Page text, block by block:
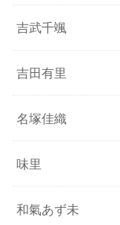
吉武千颯
吉田有里
名塚佳織
味里
和氣あず未